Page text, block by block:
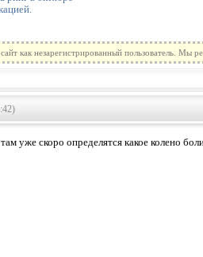
как незарегистрированный пользователь. Мы
уже скоро определятся какое колено